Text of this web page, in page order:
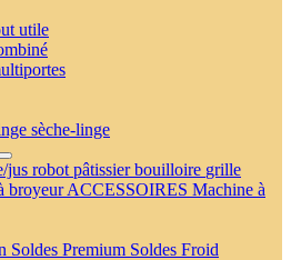
utile
sèche-linge
jus robot pâtissierbouilloire grille
broyeurACCESSOIRES Machine à
Soldes Premium Soldes Froid